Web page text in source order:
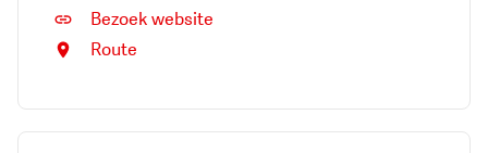
Bezoek website
Route